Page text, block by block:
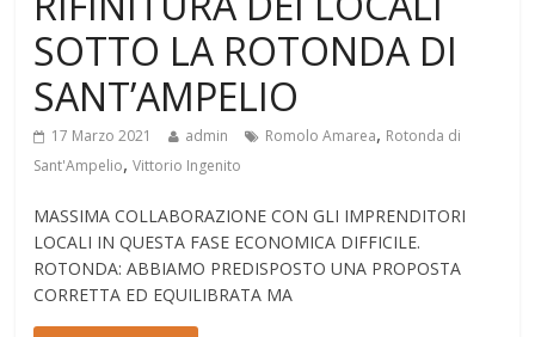
SOTTO LA ROTONDA DI
SANT’AMPELIO
17 Marzo 2021 admin Romolo Amarea, Rotonda di
Sant'Ampelio,Vittorio Ingenito
MASSIMA COLLABORAZIONE CON GLI IMPRENDITORI
LOCALI IN QUESTA FASE ECONOMICA DIFFICILE.
ROTONDA: ABBIAMO PREDISPOSTO UNA PROPOSTA
CORRETTA ED EQUILIBRATA MA